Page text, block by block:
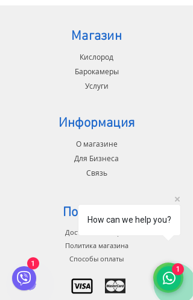
Яркий таймер на лицевой
панели отображает время
работы в минутах;
Удобные кнопки на корпусе
для простого и быстрого
управления и настройки;
подходит для использования
дома и для применения в
специализированных
лечебных учреждениях.
Магазин
Кислород
Барокамеры
Услуги
Информация
О магазине
Для Бизнеса
Связь
Поддержка
Доставка и возврат
Политика магазина
Способы оплаты
How can we help you?
1
1